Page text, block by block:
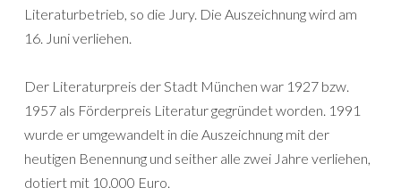
Literaturbetrieb, so die Jury. Die Auszeichnung wird am
16. Juni verliehen.
Der Literaturpreis der Stadt München war 1927 bzw.
1957 als Förderpreis Literatur gegründet worden. 1991
wurde er umgewandelt in die Auszeichnung mit der
heutigen Benennung und seither alle zwei Jahre verliehen,
dotiert mit 10.000 Euro.